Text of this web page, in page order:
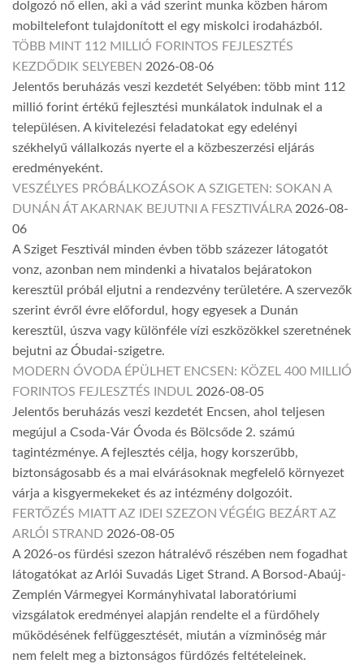
dolgozó nő ellen, aki a vád szerint munka közben három
mobiltelefont tulajdonított el egy miskolci irodaházból.
TÖBB MINT 112 MILLIÓ FORINTOS FEJLESZTÉS
KEZDŐDIK SELYEBEN 2026-08-06
Jelentős beruházás veszi kezdetét Selyében: több mint 112
millió forint értékű fejlesztési munkálatok indulnak el a
településen. A kivitelezési feladatokat egy edelényi
székhelyű vállalkozás nyerte el a közbeszerzési eljárás
eredményeként.
VESZÉLYES PRÓBÁLKOZÁSOK A SZIGETEN: SOKAN A
DUNÁN ÁT AKARNAK BEJUTNI A FESZTIVÁLRA 2026-08-
06
A Sziget Fesztivál minden évben több százezer látogatót
vonz, azonban nem mindenki a hivatalos bejáratokon
keresztül próbál eljutni a rendezvény területére. A szervezők
szerint évről évre előfordul, hogy egyesek a Dunán
keresztül, úszva vagy különféle vízi eszközökkel szeretnének
bejutni az Óbudai-szigetre.
MODERN ÓVODA ÉPÜLHET ENCSEN: KÖZEL 400 MILLIÓ
FORINTOS FEJLESZTÉS INDUL 2026-08-05
Jelentős beruházás veszi kezdetét Encsen, ahol teljesen
megújul a Csoda-Vár Óvoda és Bölcsőde 2. számú
tagintézménye. A fejlesztés célja, hogy korszerűbb,
biztonságosabb és a mai elvárásoknak megfelelő környezet
várja a kisgyermekeket és az intézmény dolgozóit.
FERTŐZÉS MIATT AZ IDEI SZEZON VÉGÉIG BEZÁRT AZ
ARLÓI STRAND 2026-08-05
A 2026-os fürdési szezon hátralévő részében nem fogadhat
látogatókat az Arlói Suvadás Liget Strand. A Borsod-Abaúj-
Zemplén Vármegyei Kormányhivatal laboratóriumi
vizsgálatok eredményei alapján rendelte el a fürdőhely
működésének felfüggesztését, miután a vízminőség már
nem felelt meg a biztonságos fürdőzés feltételeinek.